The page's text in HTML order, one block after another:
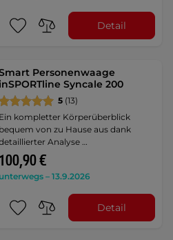
Detail
Personenwaage
inSPORTline Syncale 200
5 (13)
Ein kompletter Körperüberblick
bequem von zu Hause aus dank
Analyse …
100,90 €
unterwegs – 13.9.2026
Detail